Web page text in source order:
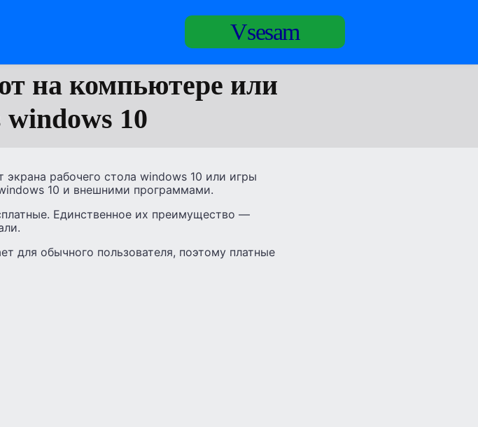
Vsesam
на компьютере или
windows 10
рабочего стола windows 10 или игры
10 и внешними программами.
Единственное их преимущество —
для обычного пользователя, поэтому платные